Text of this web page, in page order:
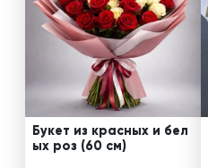
Букет из красных и бел
ых роз (60 см)